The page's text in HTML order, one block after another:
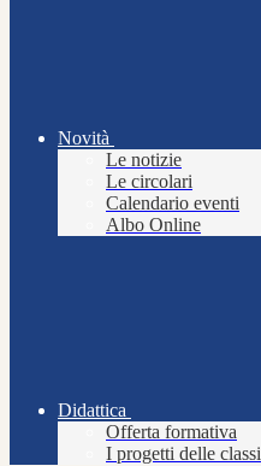
Novità
Le notizie
Le circolari
Calendario eventi
Albo Online
Didattica
Offerta formativa
I progetti delle classi